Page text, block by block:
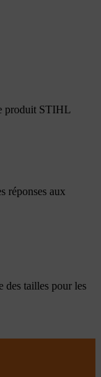
produit STIHL
réponses aux
des tailles pour les